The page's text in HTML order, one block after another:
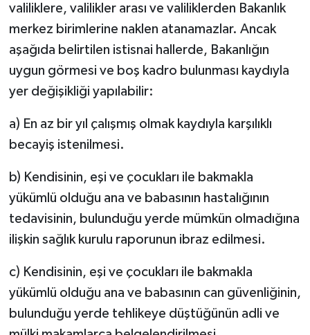
valiliklere, valilikler arası ve valiliklerden Bakanlık
merkez birimlerine naklen atanamazlar. Ancak
aşağıda belirtilen istisnai hallerde, Bakanlığın
uygun görmesi ve boş kadro bulunması kaydıyla
yer değişikliği yapılabilir:
a) En az bir yıl çalışmış olmak kaydıyla karşılıklı
becayiş istenilmesi.
b) Kendisinin, eşi ve çocukları ile bakmakla
yükümlü olduğu ana ve babasının hastalığının
tedavisinin, bulunduğu yerde mümkün olmadığına
ilişkin sağlık kurulu raporunun ibraz edilmesi.
c) Kendisinin, eşi ve çocukları ile bakmakla
yükümlü olduğu ana ve babasının can güvenliğinin,
bulunduğu yerde tehlikeye düştüğünün adli ve